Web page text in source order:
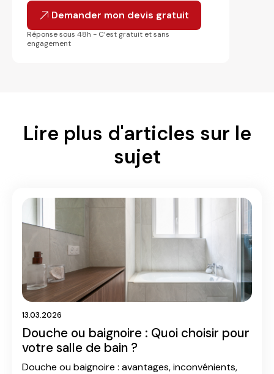
Demander mon devis gratuit
Réponse sous 48h - C’est gratuit et sans
engagement
Lire plus d'articles sur le
sujet
13.03.2026
Douche ou baignoire : Quoi choisir pour
votre salle de bain ?
Douche ou baignoire : avantages, inconvénients,